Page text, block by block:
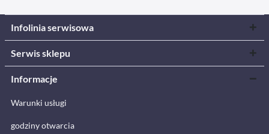
Infolinia serwisowa
Serwis sklepu
Informacje
Warunki usługi
godziny otwarcia